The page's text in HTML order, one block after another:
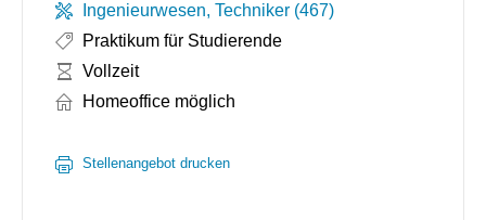
Ingenieurwesen, Techniker (467)
Praktikum für Studierende
Arbeitszeit:
Vollzeit
Homeoffice möglich
Stellenangebot drucken